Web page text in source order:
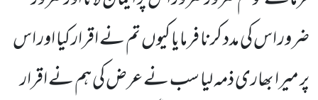
ضرور اس کی مدد کرنا فرمایا کیوں تم نے اقرار کیا اور اس
پر میرا بھاری ذمہ لیا سب نے عرض کی ہم نے اقرار